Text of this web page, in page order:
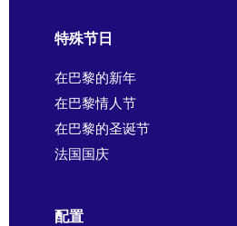
特殊节日
在巴黎的新年
在巴黎情人节
在巴黎的圣诞节
法国国庆
配置